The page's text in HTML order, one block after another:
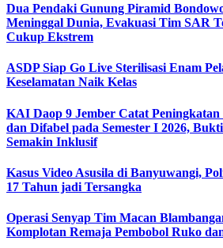
Dua Pendaki Gunung Piramid
Meninggal Dunia, Evakuasi Tim SAR
Cukup Ekstrem
ASDP Siap Go Live Sterilisasi Enam
Keselamatan Naik Kelas
KAI Daop 9 Jember Catat Peningkatan
dan Difabel pada Semester I 2026,
Semakin Inklusif
Kasus Video Asusila di Banyuwangi,
17 Tahun jadi Tersangka
Operasi Senyap Tim Macan
Komplotan Remaja Pembobol Ruko